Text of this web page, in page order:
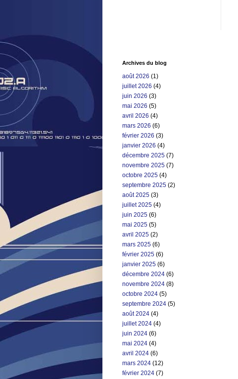
Archives du blog
août 2026 (1)
juillet 2026 (4)
juin 2026 (3)
mai 2026 (5)
avril 2026 (4)
mars 2026 (6)
février 2026 (3)
janvier 2026 (4)
décembre 2025 (7)
novembre 2025 (7)
octobre 2025 (4)
septembre 2025 (2)
août 2025 (3)
juillet 2025 (4)
juin 2025 (6)
mai 2025 (5)
avril 2025 (2)
mars 2025 (6)
février 2025 (6)
janvier 2025 (6)
décembre 2024 (6)
novembre 2024 (8)
octobre 2024 (5)
septembre 2024 (5)
août 2024 (4)
juillet 2024 (4)
juin 2024 (6)
mai 2024 (4)
avril 2024 (6)
mars 2024 (12)
février 2024 (7)